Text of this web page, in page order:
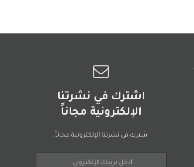
اشترك في نشرتنا
الإلكترونية مجاناً
اشترك في نشرتنا الإلكترونية مجاناً.